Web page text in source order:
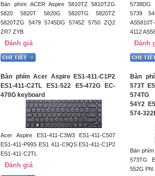
Bàn phím ACER Aspire 5810TZ 5810TZG
5820 5820T 5820G 5820TG 5820TZ
5820TZG 5479 5745DG 5745Z 5750 ZQ2
ZR7 ZYB
Đánh giá
5738DG
5739
4112
Đánh
Bàn phím Acer Aspire ES1-411-C1P2
ES1-411-C2TL ES1-522 E5-472G EC-
470G keyboard
Acer Aspire ES1-411-C3W3 ES1-411-C507
ES1-411-P99S ES1 411-C9QS ES1-411-C1P2
ES1-411-C2TL
Đánh giá
Bàn
573T
574TG
54Y2
574-
Bàn
573TG
552G